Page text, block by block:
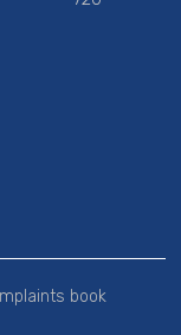
book